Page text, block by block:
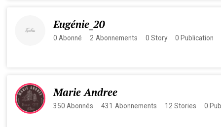
Eugénie_20
0 Abonné 2 Abonnements 0 Story 0 Publication
Marie Andree
350 Abonnés 431 Abonnements 12 Stories 0